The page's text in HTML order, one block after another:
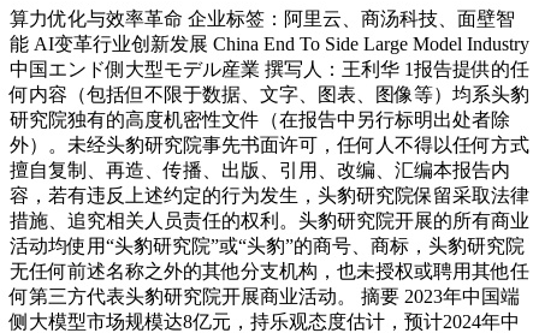
算力优化与效率革命 企业标签：阿里云、商汤科技、面壁智
能 AI变革行业创新发展 China End To Side Large Model Industry
中国エンド側大型モデル産業 撰写人：王利华 1报告提供的任
何内容（包括但不限于数据、文字、图表、图像等）均系头豹
研究院独有的高度机密性文件（在报告中另行标明出处者除
外）。未经头豹研究院事先书面许可，任何人不得以任何方式
擅自复制、再造、传播、出版、引用、改编、汇编本报告内
容，若有违反上述约定的行为发生，头豹研究院保留采取法律
措施、追究相关人员责任的权利。头豹研究院开展的所有商业
活动均使用“头豹研究院”或“头豹”的商号、商标，头豹研究院
无任何前述名称之外的其他分支机构，也未授权或聘用其他任
何第三方代表头豹研究院开展商业活动。 摘要 2023年中国端
侧大模型市场规模达8亿元，持乐观态度估计，预计2024年中